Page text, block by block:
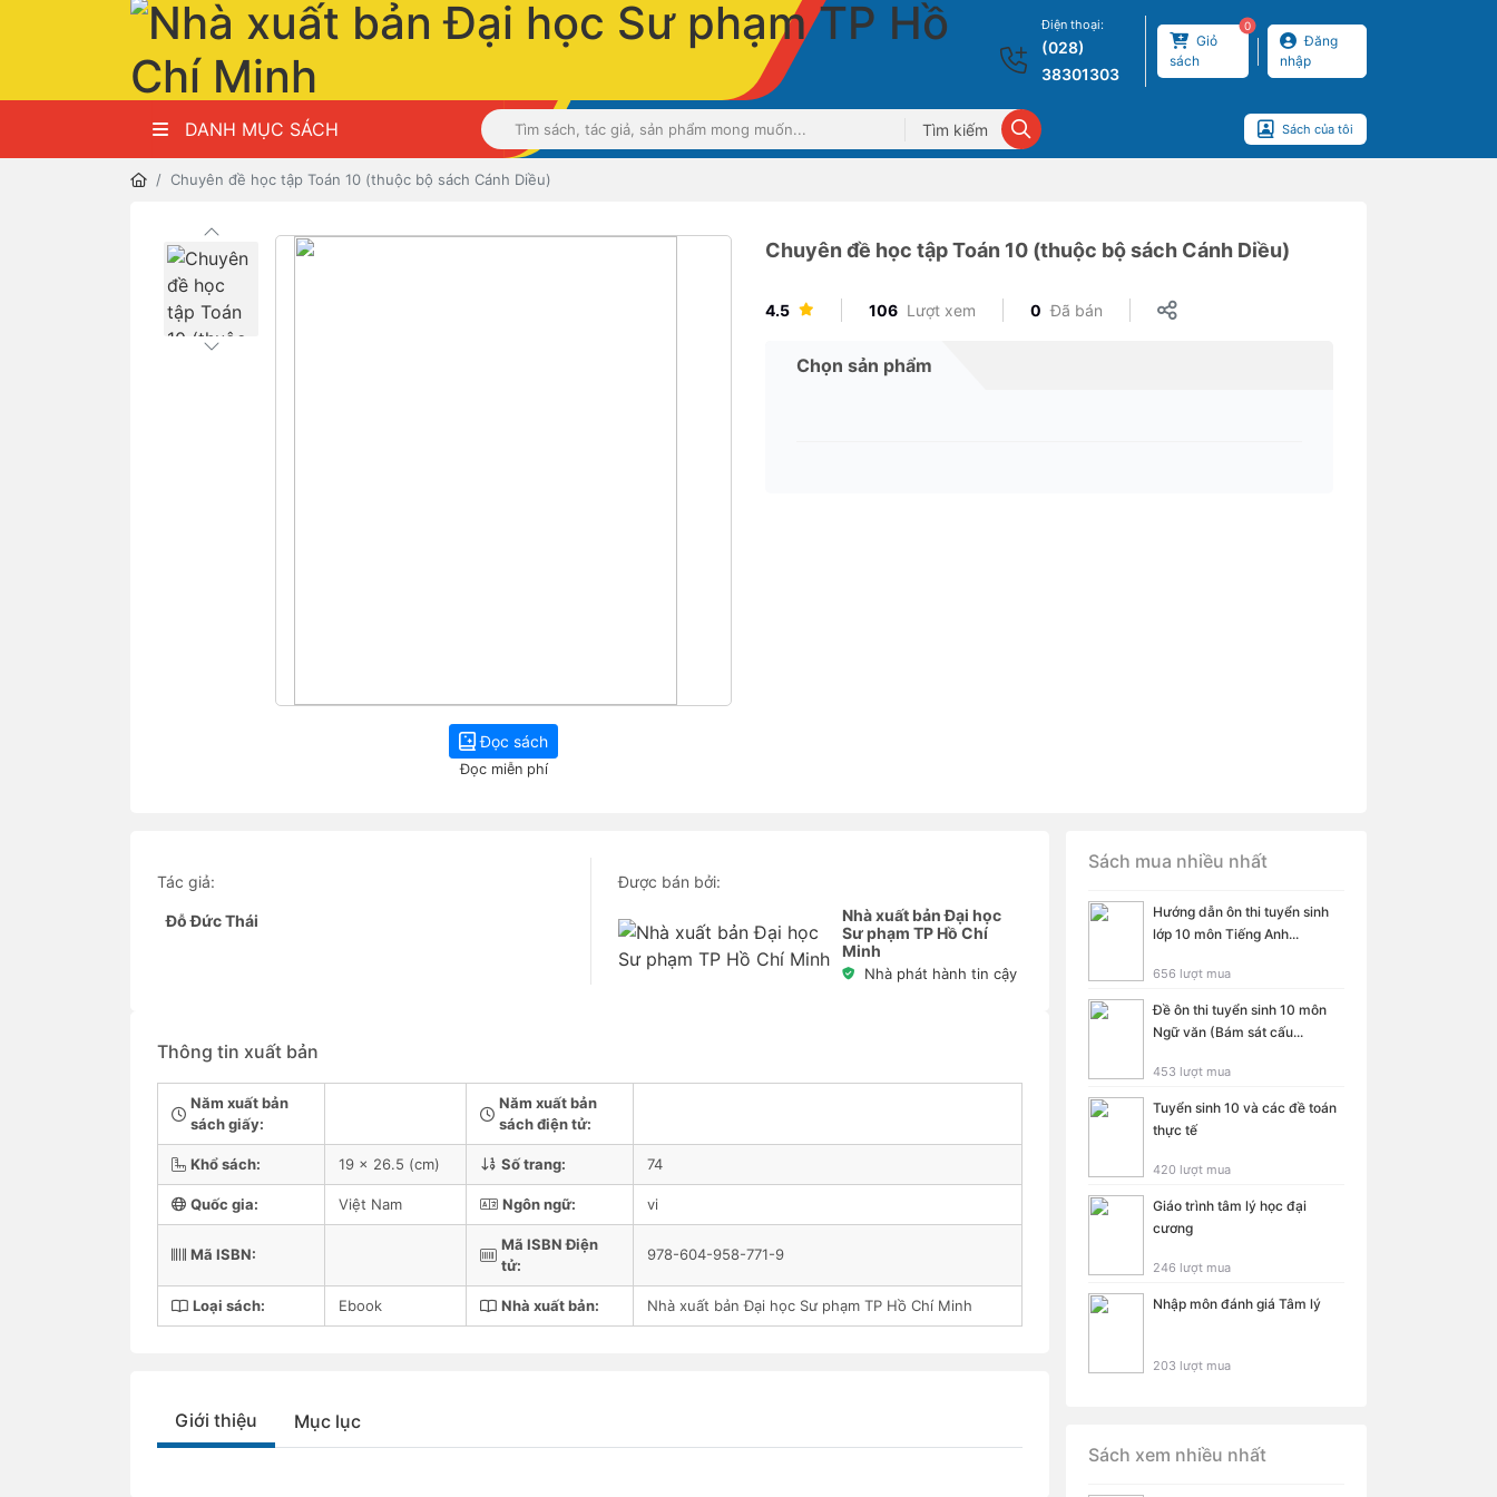
Điện thoại:
(028)
38301303
0
Giỏ
sách
Đăng
nhập
DANH MỤC SÁCH Tìm kiếm Sách của tôi
Chuyên đề học tập Toán 10 (thuộc bộ sách Cánh Diều)
Đọc sách
Đọc miễn phí
Chuyên đề học tập Toán 10 (thuộc bộ sách Cánh Diều)
4.5 106 Lượt xem 0 Đã bán
Chọn sản phẩm
Tác giả:
Đỗ Đức Thái
Được bán bởi:
Nhà xuất bản Đại học
Sư phạm TP Hồ Chí
Minh
Nhà phát hành tin cậy
Thông tin xuất bản
Năm xuất bản
sách giấy:
Năm xuất bản
sách điện tử:
Khổ sách: 19 x 26.5 (cm) Số trang: 74
Quốc gia: Việt Nam Ngôn ngữ: vi
Mã ISBN:
Mã ISBN Điện
tử:
978-604-958-771-9
Loại sách: Ebook Nhà xuất bản: Nhà xuất bản Đại học Sư phạm TP Hồ Chí Minh
Giới thiệu Mục lục
Sách mua nhiều nhất
Hướng dẫn ôn thi tuyển sinh
lớp 10 môn Tiếng Anh...
656 lượt mua
Đề ôn thi tuyển sinh 10 môn
Ngữ văn (Bám sát cấu...
453 lượt mua
Tuyển sinh 10 và các đề toán
thực tế
420 lượt mua
Giáo trình tâm lý học đại
cương
246 lượt mua
Nhập môn đánh giá Tâm lý
203 lượt mua
Sách xem nhiều nhất